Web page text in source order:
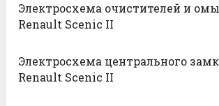
Электросхема очистителей и
Renault Scenic II
Электросхема центрального
Renault Scenic II